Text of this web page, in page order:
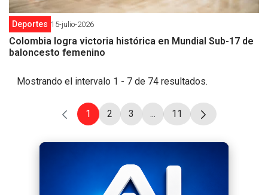
Deportes 15-julio-2026
Colombia logra victoria histórica en Mundial Sub-17 de
baloncesto femenino
Mostrando el intervalo 1 - 7 de 74 resultados.
Página
1 Página
2 Página
3 ...Páginas intermedias Use
Página
11